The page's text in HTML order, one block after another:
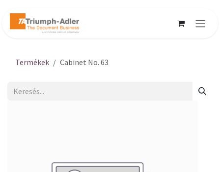
Termékek Cabinet No. 63